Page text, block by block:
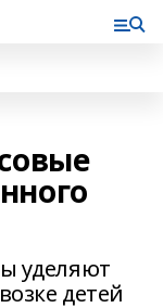
уделяют
детей